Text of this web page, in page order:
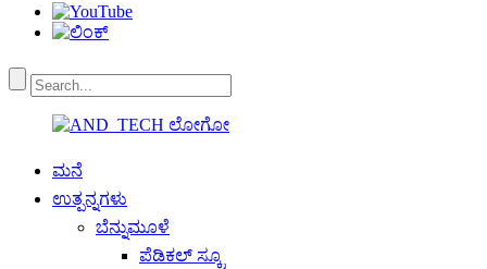
ಮನೆ
ಉತ್ಪನ್ನಗಳು
ಬೆನ್ನುಮೂಳೆ
ಪೆಡಿಕಲ್ ಸ್ಕ್ರೂ